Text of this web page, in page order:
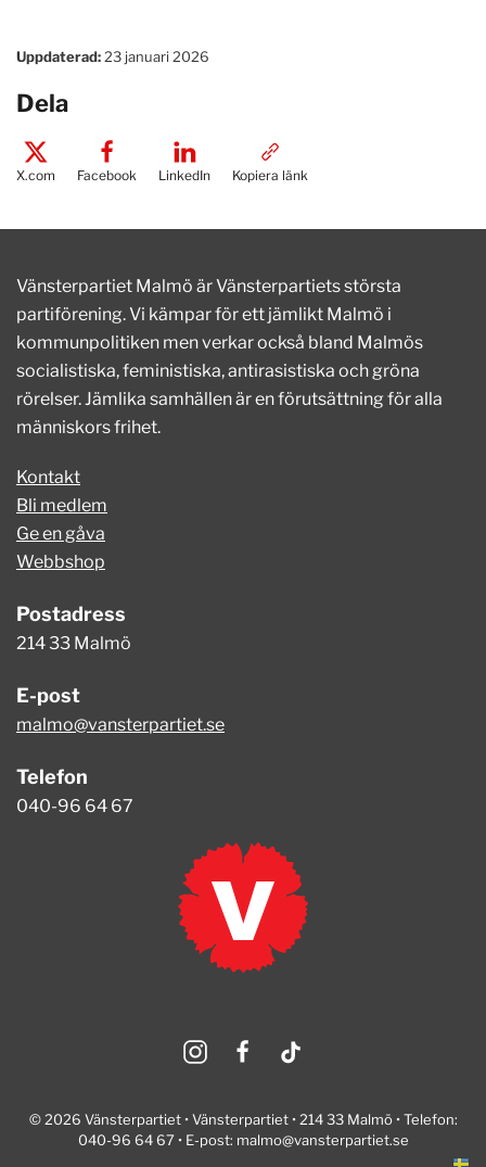
Uppdaterad: 23 januari 2026
Dela
X.com Facebook LinkedIn Kopiera länk
Vänsterpartiet Malmö är Vänsterpartiets största
partiförening. Vi kämpar för ett jämlikt Malmö i
kommunpolitiken men verkar också bland Malmös
socialistiska, feministiska, antirasistiska och gröna
rörelser. Jämlika samhällen är en förutsättning för alla
människors frihet.
Kontakt
Bli medlem
Ge en gåva
Webbshop
Postadress
214 33 Malmö
E-post
malmo@vansterpartiet.se
Telefon
040-96 64 67
© 2026 Vänsterpartiet • Vänsterpartiet • 214 33 Malmö • Telefon:
040-96 64 67 • E-post: malmo@vansterpartiet.se